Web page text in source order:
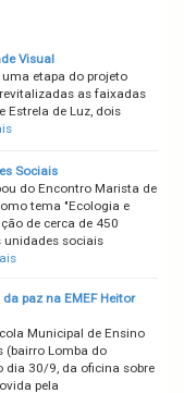
Visual
etapa do projeto
as faixadas
Estrela de Luz, dois
Sociais
do Encontro Marista de
tema "Ecologia e
de cerca de 450
unidades sociais
paz na EMEF Heitor
Municipal de Ensino
(bairro Lomba do
dia 30/9, da oficina sobre
pela